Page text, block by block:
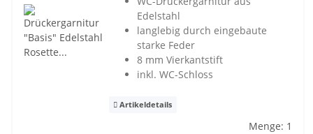
Edelstahl
langlebig durch eingebaute
starke Feder
8 mm Vierkantstift
inkl. WC-Schloss
Artikeldetails
Menge: 1